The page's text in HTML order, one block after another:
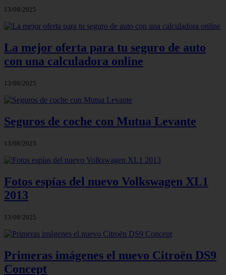
13/08/2025
La mejor oferta para tu seguro de auto
con una calculadora online
13/08/2025
Seguros de coche con Mutua Levante
13/08/2025
Fotos espías del nuevo Volkswagen XL1
2013
13/08/2025
Primeras imágenes el nuevo Citroën DS9
Concept